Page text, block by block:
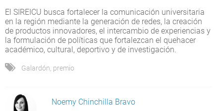
El SIREICU busca fortalecer la comunicación universitaria
en la región mediante la generación de redes, la creación
de productos innovadores, el intercambio de experiencias y
la formulación de políticas que fortalezcan el quehacer
académico, cultural, deportivo y de investigación.
Galardón premio
Noemy Chinchilla Bravo